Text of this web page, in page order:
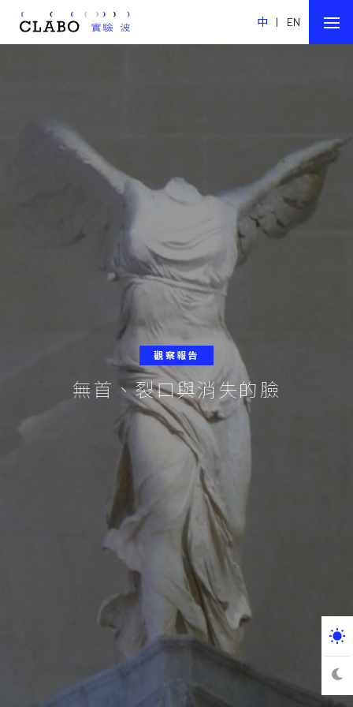
中 | EN
觀察報告
無首、裂口與消失的臉